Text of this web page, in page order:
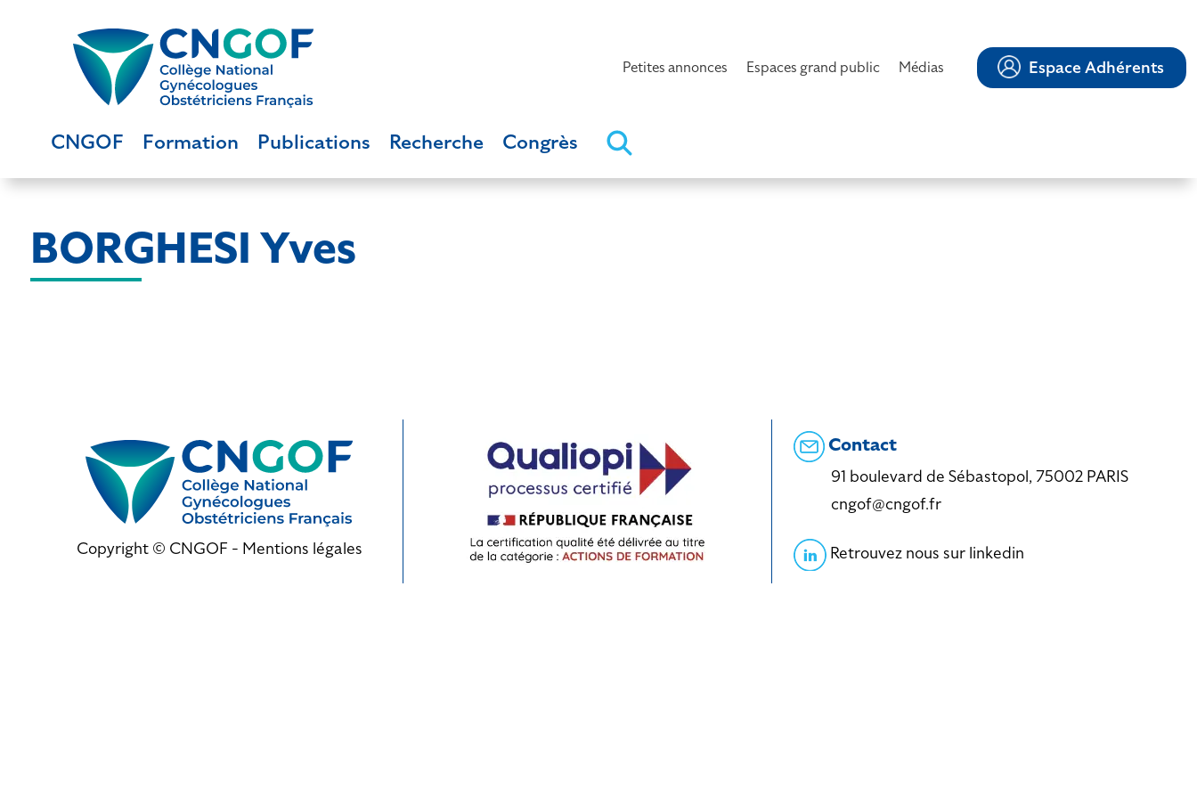
Petites annonces Espaces grand public Médias Espace Adhérents
CNGOF Formation Publications Recherche Congrès
BORGHESI Yves
Copyright © CNGOF - Mentions légales
Contact
91 boulevard de Sébastopol, 75002 PARIS
cngof@cngof.fr
Retrouvez nous sur linkedin